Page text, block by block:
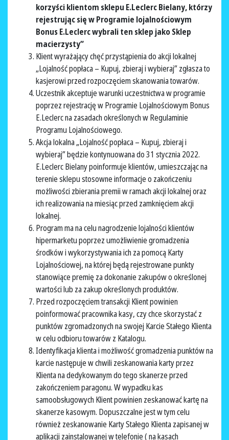
korzyści klientom sklepu E.Leclerc Bielany, którzy
rejestrując się w Programie lojalnościowym
Bonus E.Leclerc wybrali ten sklep jako Sklep
macierzysty”
Klient wyrażający chęć przystąpienia do akcji lokalnej
„Lojalność popłaca – Kupuj, zbieraj i wybieraj” zgłasza to
kasjerowi przed rozpoczęciem skanowania towarów.
Uczestnik akceptuje warunki uczestnictwa w programie
poprzez rejestrację w Programie Lojalnościowym Bonus
E.Leclerc na zasadach określonych w Regulaminie
Programu Lojalnościowego.
Akcja lokalna „Lojalność popłaca – Kupuj, zbieraj i
wybieraj” będzie kontynuowana do 31 stycznia 2022.
E.Leclerc Bielany poinformuje klientów, umieszczając na
terenie sklepu stosowne informacje o zakończeniu
możliwości zbierania premii w ramach akcji lokalnej oraz
ich realizowania na miesiąc przed zamknięciem akcji
lokalnej.
Program ma na celu nagrodzenie lojalności klientów
hipermarketu poprzez umożliwienie gromadzenia
środków i wykorzystywania ich za pomocą Karty
Lojalnościowej, na której będą rejestrowane punkty
stanowiące premię za dokonanie zakupów o określonej
wartości lub za zakup określonych produktów.
Przed rozpoczęciem transakcji Klient powinien
poinformować pracownika kasy, czy chce skorzystać z
punktów zgromadzonych na swojej Karcie Stałego Klienta
w celu odbioru towarów z Katalogu.
Identyfikacja klienta i możliwość gromadzenia punktów na
karcie następuje w chwili zeskanowania karty przez
Klienta na dedykowanym do tego skanerze przed
zakończeniem paragonu. W wypadku kas
samoobsługowych Klient powinien zeskanować kartę na
skanerze kasowym. Dopuszczalne jest w tym celu
również zeskanowanie Karty Stałego Klienta zapisanej w
aplikacji zainstalowanej w telefonie ( na kasach